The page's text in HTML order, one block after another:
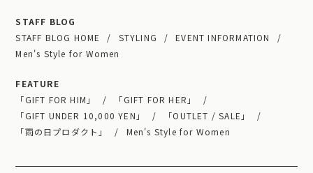
STAFF BLOG
STAFF BLOG HOME
STYLING
EVENT INFORMATION
Men's Style for Women
FEATURE
「GIFT FOR HIM」
「GIFT FOR HER」
「GIFT UNDER 10,000 YEN」
「OUTLET / SALE」
「雨の日プロダクト」
Men's Style for Women